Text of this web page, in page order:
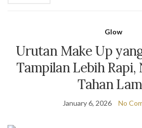
Glow
Urutan Make Up
Tampilan Lebih Rapi,
Tahan
January 6, 2026 No